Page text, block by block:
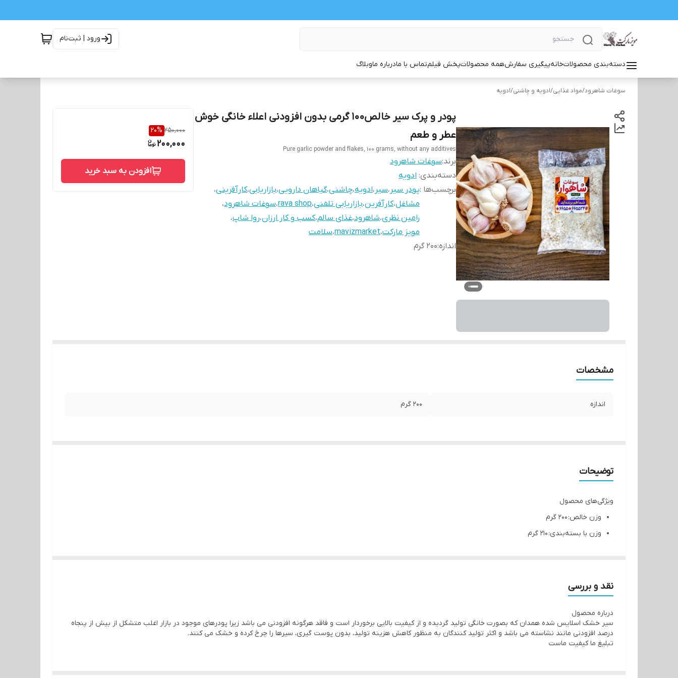
ورود | ثبت‌نام
دسته‌بندی محصولاتخانهپیگیری سفارشهمه محصولاتپخش فیلمتماس با مادرباره ماوبلاگ
سوغات شاهرود/مواد غذایی/ادویه و چاشنی/ادویه
پودر و پرک سیر خالص100 گرمی بدون افزودنی اعلاء خانگی خوش
عطر و طعم
Pure garlic powder and flakes, 100 grams, without any additives
برند:سوغات شاهرود
دسته‌بندی: ادویه
برچسب‌ها :پودر سیر ،سیر ،ادویه،چاشنی،گیاهان دارویی،بازاریابی،کارآفرینی،
مشاغل،کارآفرین،بازاریابی تلفنی،rava shop،سوغات شاهرود،
رامین نظری،شاهرود،غذای سالم،کسب و کار ارزان،روا شاپ،
مویز مارکت،mavizmarket،سلامت
اندازه:200 گرم
250,000
20%
200,000
افزودن به سبد خرید
مشخصات
اندازه 200 گرم
توضیحات
ویژگی‌های محصول
وزن خالص: 200 گرم
وزن با بسته‌بندی: 210 گرم
شیوه نگهداری: در جای خنک و خشک نگهداری شود
سایر توضیحات: سفارش تولید پذیرفته می شود. با خرید از مویز مارکت از مشاغل خانگی و خانواده های کم درآمد حمایت کنید.
نقد و بررسی
درباره محصول
سیر خشک اسلایس شده همدان که بصورت خانگی تولید گردیده و از کیفیت بالایی برخوردار است و فاقد هرگونه افزودنی می باشد زیرا پودرهای موجود در بازار اغلب متشکل از بیش از پنجاه
درصد افزودنی مانند نشاسته می باشد و اکثر تولید کنندگان به منظور کاهش هزینه تولید، بدون پوست گیری، سیرها را چرخ کرده و خشک می کنند.
تبلیغ ما کیفیت ماست